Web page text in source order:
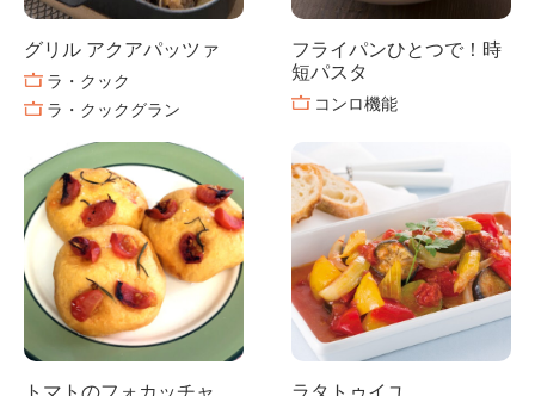
グリル アクアパッツァ
ラ・クック
ラ・クックグラン
フライパンひとつで！時
短パスタ
コンロ機能
トマトのフォカッチャ ラタトゥイユ